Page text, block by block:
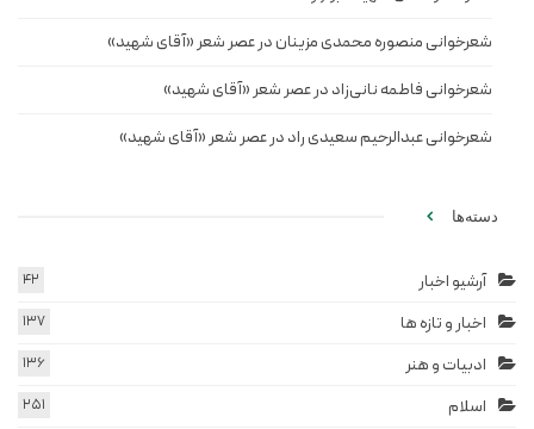
شعرخوانی منصوره محمدی مزینان در عصر شعر «آقای شهید»
شعرخوانی فاطمه نانی‌زاد در عصر شعر «آقای شهید»
شعرخوانی عبدالرحیم سعیدی راد در عصر شعر «آقای شهید»
دسته‌ها
آرشیو اخبار 42
اخبار و تازه ها 137
ادبیات و هنر 136
اسلام 251